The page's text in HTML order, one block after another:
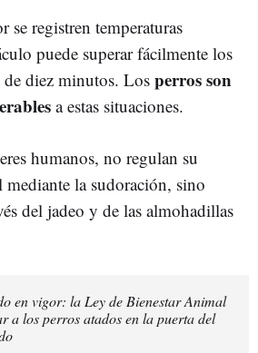
se registren temperaturas
puede superar fácilmente los
diez minutos. Los perros son
a estas situaciones.
humanos, no regulan su
mediante la sudoración, sino
del jadeo y de las almohadillas
en vigor: la Ley de Bienestar Animal
a los perros atados en la puerta del